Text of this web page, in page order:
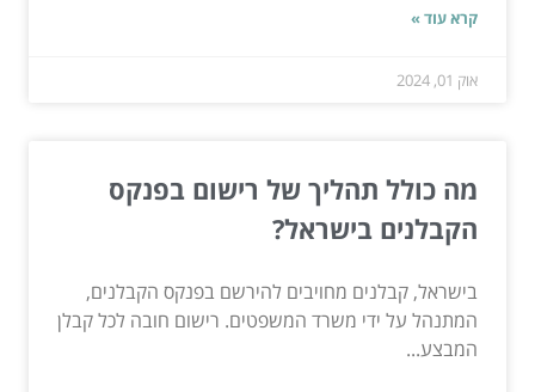
קרא עוד »
אוק 01, 2024
מה כולל תהליך של רישום בפנקס
הקבלנים בישראל?
בישראל, קבלנים מחויבים להירשם בפנקס הקבלנים,
המתנהל על ידי משרד המשפטים. רישום חובה לכל קבלן
המבצע...